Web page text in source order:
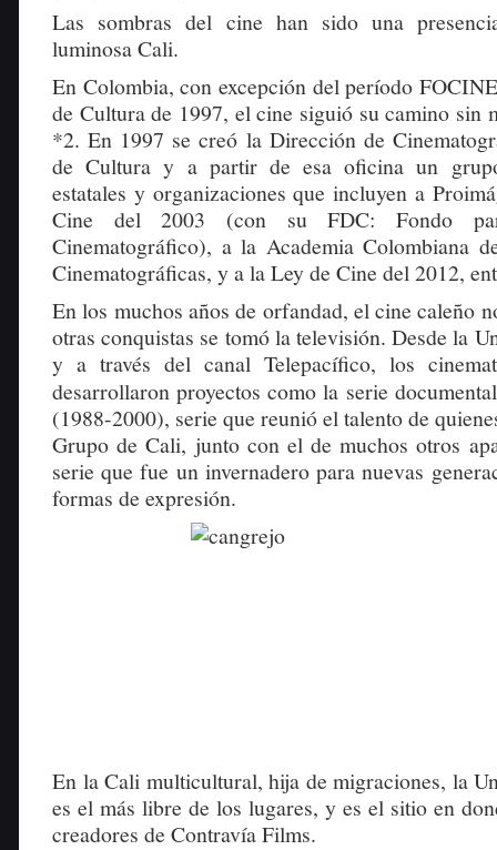
Las sombras del cine han sido una
luminosa Cali.
En Colombia, con excepción del período
de Cultura de 1997, el cine siguió su camino sin
*2. En 1997 se creó la Dirección de
de Cultura y a partir de esa oficina un
estatales y organizaciones que incluyen a
Cine del 2003 (con su FDC: Fondo
Cinematográfico), a la Academia Colombiana
Cinematográficas, y a la Ley de Cine del 2012,
En los muchos años de orfandad, el cine caleño
otras conquistas se tomó la televisión. Desde la
y a través del canal Telepacífico, los
desarrollaron proyectos como la serie
(1988-2000), serie que reunió el talento de
Grupo de Cali, junto con el de muchos otros
serie que fue un invernadero para nuevas
formas de expresión.
En la Cali multicultural, hija de migraciones, la
es el más libre de los lugares, y es el sitio en
creadores de Contravía Films.